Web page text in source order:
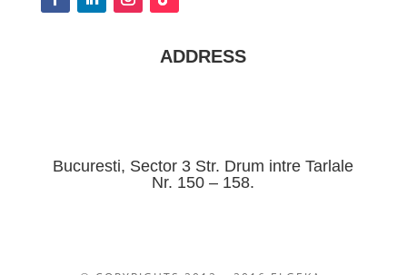
ADDRESS
Bucuresti, Sector 3 Str. Drum intre Tarlale
Nr. 150 – 158.